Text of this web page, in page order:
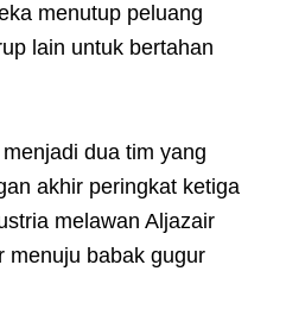
menutup peluang
lain untuk bertahan
dua tim yang
akhir peringkat ketiga
melawan Aljazair
menuju babak gugur